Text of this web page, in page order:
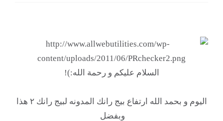
السلام عليكم و رحمة الله:)!
اليوم و بحمد الله ارتفاع بيج رانك المدونه لبيج رانك ٢ هذا
وبفضل